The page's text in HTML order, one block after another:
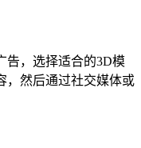
告，选择适合的3D模
，然后通过社交媒体或